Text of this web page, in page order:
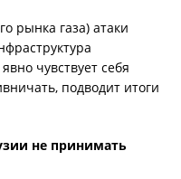
рынка газа) атаки
чувствует себя
подводит итоги
не принимать